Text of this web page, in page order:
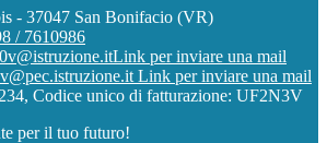
- 37047 San Bonifacio (VR)
/ 7610986
Link per inviare una mail
Link per inviare una mail
Codice unico di fatturazione: UF2N3V
per il tuo futuro!